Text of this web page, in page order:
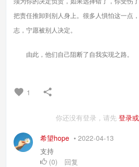
把责任推卸到别人身上。很多人惧怕这一点
志，宁愿被别人决定。
由此，他们自己阻断了自我实现之路。
1
你还没有登录，请先 登录或
希望hope • 2022-04-13
支持
(0) 回复